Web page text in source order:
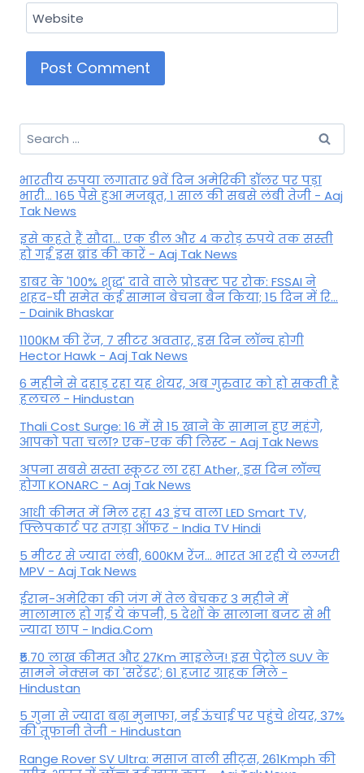
Website
Search
for:
भारतीय रुपया लगातार 9वें दिन अमेरिकी डॉलर पर पड़ा
भारी... 165 पैसे हुआ मजबूत, 1 साल की सबसे लंबी तेजी - Aaj
Tak News
इसे कहते हैं सौदा... एक डील और 4 करोड़ रुपये तक सस्ती
हो गई इस ब्रांड की कारें - Aaj Tak News
डाबर के '100% शुद्ध' दावे वाले प्रोडक्ट पर रोक: FSSAI ने
शहद-घी समेत कई सामान बेचना बैन किया; 15 दिन में रि...
- Dainik Bhaskar
1100KM की रेंज, 7 सीटर अवतार, इस दिन लॉन्च होगी
Hector Hawk - Aaj Tak News
6 महीने से दहाड़ रहा यह शेयर, अब गुरुवार को हो सकती है
हलचल - Hindustan
Thali Cost Surge: 16 में से 15 खाने के सामान हुए महंगे,
आपको पता चला? एक-एक की लिस्ट - Aaj Tak News
अपना सबसे सस्ता स्कूटर ला रहा Ather, इस दिन लॉन्च
होगा KONARC - Aaj Tak News
आधी कीमत में मिल रहा 43 इंच वाला LED Smart TV,
फ्लिपकार्ट पर तगड़ा ऑफर - India TV Hindi
5 मीटर से ज्यादा लंबी, 600KM रेंज... भारत आ रही ये लग्जरी
MPV - Aaj Tak News
ईरान-अमेरिका की जंग में तेल बेचकर 3 महीने में
मालामाल हो गई ये कंपनी, 5 देशों के सालाना बजट से भी
ज्यादा छाप - India.Com
₹5.70 लाख कीमत और 27Km माइलेज! इस पेट्रोल SUV के
सामने नेक्सन का 'सरेंडर'; 61 हजार ग्राहक मिले -
Hindustan
5 गुना से ज्यादा बढ़ा मुनाफा, नई ऊंचाई पर पहुंचे शेयर, 37%
की तूफानी तेजी - Hindustan
Range Rover SV Ultra: मसाज वाली सीट्स, 261Kmph की